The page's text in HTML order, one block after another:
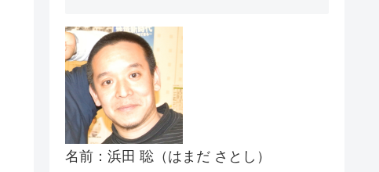
名前：浜田 聡（はまだ さとし）